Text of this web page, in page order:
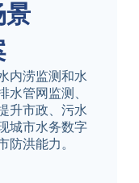
景
内涝监测和水
水管网监测、
升市政、污水
城市水务数字
防洪能力。